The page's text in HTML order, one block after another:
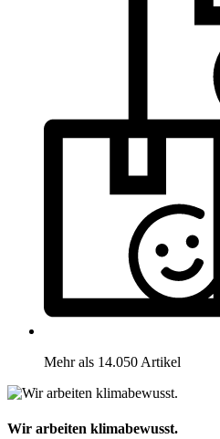
Mehr als 14.050 Artikel
Wir arbeiten klimabewusst.